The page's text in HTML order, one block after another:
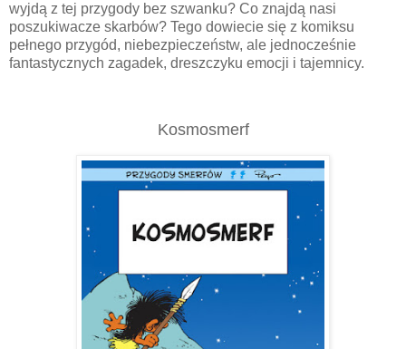
wyjdą z tej przygody bez szwanku? Co znajdą nasi
poszukiwacze skarbów? Tego dowiecie się z komiksu
pełnego przygód, niebezpieczeństw, ale jednocześnie
fantastycznych zagadek, dreszczyku emocji i tajemnicy.
Kosmosmerf